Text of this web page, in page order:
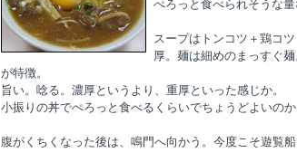
ぺろっと食べられそうな量
スープはトンコツ＋鶏コ
厚。麺は細めのまっすぐ
が特徴。
旨い。唸る。濃厚というより、重厚といった感じか。
小振りの丼でぺろっと食べるくらいでちょうどよいのか
腹がくちくなった後は、鳴門へ向かう。今度こそ遊覧